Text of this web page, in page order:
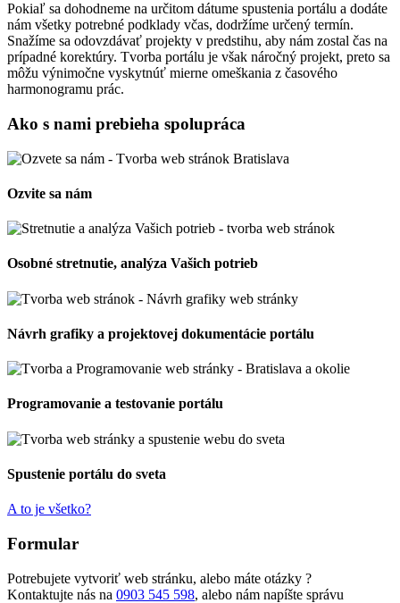
Pokiaľ sa dohodneme na určitom dátume spustenia portálu a dodáte
nám všetky potrebné podklady včas, dodržíme určený termín.
Snažíme sa odovzdávať projekty v predstihu, aby nám zostal čas na
prípadné korektúry. Tvorba portálu je však náročný projekt, preto sa
môžu výnimočne vyskytnúť mierne omeškania z časového
harmonogramu prác.
Ako s nami prebieha spolupráca
Ozvite sa nám
Osobné stretnutie, analýza Vašich potrieb
Návrh grafiky a projektovej dokumentácie portálu
Programovanie a testovanie portálu
Spustenie portálu do sveta
A to je všetko?
Formular
Potrebujete vytvoriť web stránku, alebo máte otázky ?
Kontaktujte nás na 0903 545 598, alebo nám napíšte správu